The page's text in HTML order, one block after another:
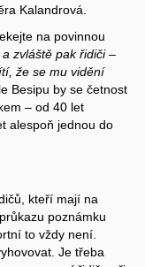
Kalandrová.
na povinnou
zvláště pak řidiči –
že se mu vidění
Besipu by se četnost
– od 40 let
alespoň jednou do
kteří mají na
poznámku
to vždy není.
Je třeba